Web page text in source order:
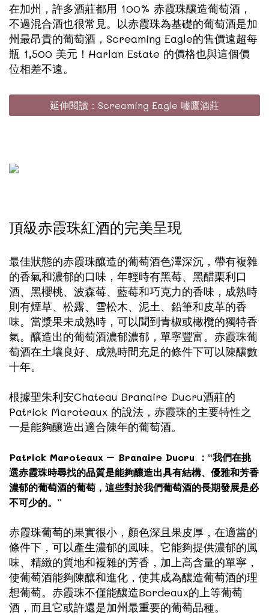
在加州，許多酒莊都用 100% 赤霞珠釀造葡萄酒，
不過混合酒也很常見。以赤霞珠為基礎的葡萄酒是加
州最昂貴的葡萄酒，Screaming Eagle的售價遠超每
瓶 1,500 美元！Harlan Estate 的價格也與這個價
位相差不遠。
延伸閱讀：Screaming Eagle 嘯鷹酒莊
頂級赤霞珠紅酒的完美呈現
最佳狀態的赤霞珠釀造的葡萄酒色澤深沉，帶有複雜
的香氣和濃郁的口味，年輕時有黑莓、黑醋栗利口
酒、黑櫻桃、波森莓、藍莓和巧克力的香味，成熟時
則有煙草、松露、雪松木、泥土、鉛筆和皮革的香
味。當漿果未成熟時，可以聞到青椒或橄欖的獨特香
氣。釀造出的葡萄酒濃郁濃郁，單寧豐富。赤霞珠葡
萄酒在土壤良好、成熟時間充足的條件下可以陳釀數
十年。
根據聖朱利安Chateau Branaire Ducru酒莊的
Patrick Maroteaux 的說法，赤霞珠的主要特性之
一是能夠釀造出適合陳年的葡萄酒。
Patrick Maroteaux – Branaire Ducru ：“我們在挑
選赤霞珠時尋找的品質是能夠釀造出具有結構、優雅和芳香
濃郁的葡萄酒的葡萄，這些對於我們葡萄酒的長期發展是必
不可少的。”
赤霞珠葡萄的果實很小，顏色深且果皮厚，在適當的
條件下，可以產生濃郁的風味。它能夠提供濃郁的風
味、精緻的質地和複雜的芳香，加上高含量的單寧，
使葡萄酒能夠陳釀和進化，使其成為釀造葡萄酒的理
想葡萄。赤霞珠不僅能釀造Bordeaux的上等葡萄
酒，而且它或許還是加州最重要的葡萄品種。